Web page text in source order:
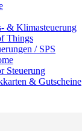
& Klimasteuerung
Things
/ SPS
Steuerung
& Gutscheine